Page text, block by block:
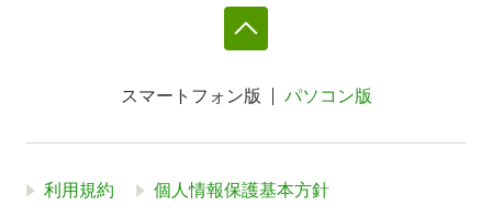
スマートフォン版 パソコン版
利用規約 個人情報保護基本方針